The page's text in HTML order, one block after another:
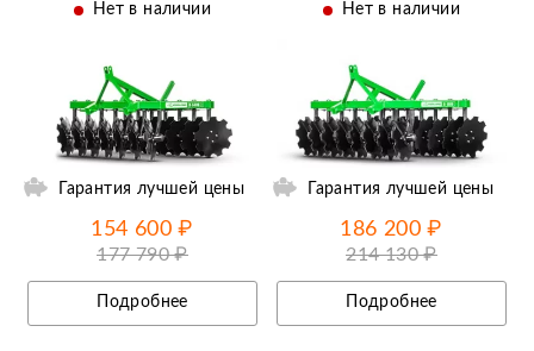
Нет в наличии
Гарантия лучшей цены
154 600 ₽
177 790 ₽
Подробнее
Нет в наличии
Ещё 4 фотографии
Гарантия лучшей цены
186 200 ₽
214 130 ₽
Подробнее